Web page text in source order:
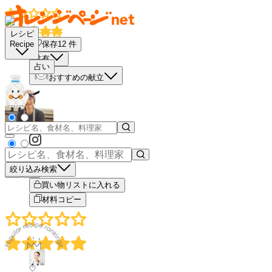
レシピ
Recipe
占い
絞り込み検索
保存12 件
共有
おすすめの献立
－
＋
買い物リストに入れる
材料コピー